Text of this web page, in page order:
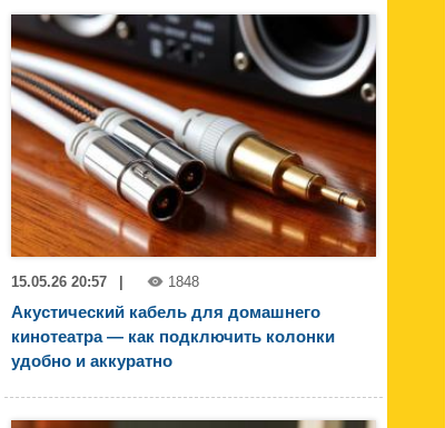
15.05.26 20:57 1848
Акустический кабель для домашнего
кинотеатра — как подключить колонки
удобно и аккуратно